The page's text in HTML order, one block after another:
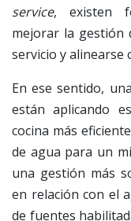
service, existen
mejorar la gestión
servicio y alinearse
En ese sentido,
están aplicando
cocina más
de agua para un
una gestión más
en relación con el
de fuentes